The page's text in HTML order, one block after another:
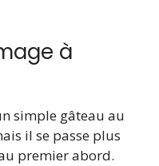
à
simple gâteau au
il se passe plus
premier abord.